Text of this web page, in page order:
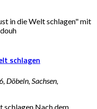
schlagen
Döbeln, Sachsen,
schlagen Nach dem